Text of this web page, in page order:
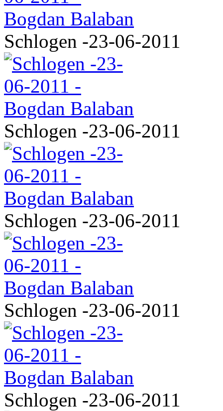
Schlogen -23-06-2011
Schlogen -23-06-2011
Schlogen -23-06-2011
Schlogen -23-06-2011
Schlogen -23-06-2011